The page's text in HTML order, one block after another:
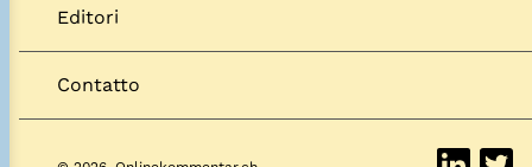
Editori
Contatto